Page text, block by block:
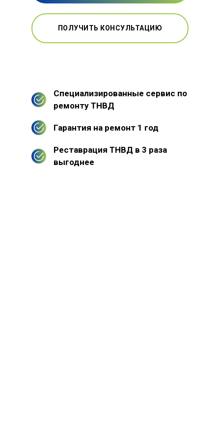
ПОЛУЧИТЬ КОНСУЛЬТАЦИЮ
Специализированные сервис по
ремонту ТНВД
Гарантия на ремонт 1 год
Реставрация ТНВД в 3 раза
выгоднее